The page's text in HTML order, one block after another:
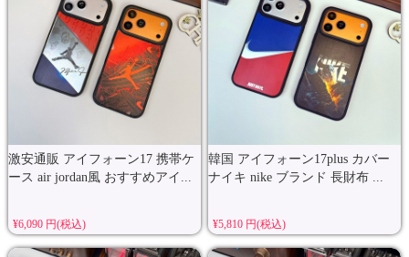
激安通販 アイフォーン17 携帯ケ
ース air jordan風 おすすめアイ...
¥6,090 円(税込)
韓国 アイフォーン17plus カバー
ナイキ nike ブランド 長財布 ...
¥5,810 円(税込)